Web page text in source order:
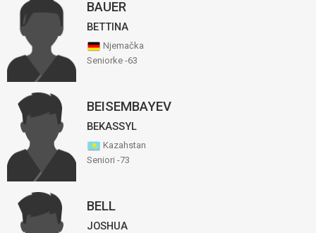
BAUER
BETTINA
Njemačka
Seniorke -63
BEISEMBAYEV
BEKASSYL
Kazahstan
Seniori -73
BELL
JOSHUA